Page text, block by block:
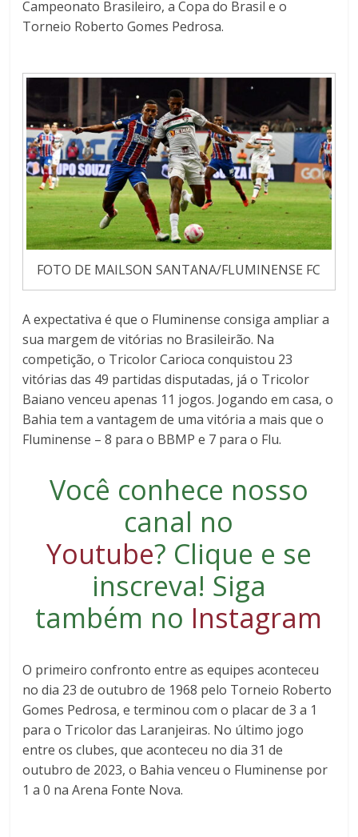
Campeonato Brasileiro, a Copa do Brasil e o
Torneio Roberto Gomes Pedrosa.
FOTO DE MAILSON SANTANA/FLUMINENSE FC
A expectativa é que o Fluminense consiga ampliar a
sua margem de vitórias no Brasileirão. Na
competição, o Tricolor Carioca conquistou 23
vitórias das 49 partidas disputadas, já o Tricolor
Baiano venceu apenas 11 jogos. Jogando em casa, o
Bahia tem a vantagem de uma vitória a mais que o
Fluminense – 8 para o BBMP e 7 para o Flu.
Você conhece nosso
canal no
Youtube? Clique e se
inscreva! Siga
também no Instagram
O primeiro confronto entre as equipes aconteceu
no dia 23 de outubro de 1968 pelo Torneio Roberto
Gomes Pedrosa, e terminou com o placar de 3 a 1
para o Tricolor das Laranjeiras. No último jogo
entre os clubes, que aconteceu no dia 31 de
outubro de 2023, o Bahia venceu o Fluminense por
1 a 0 na Arena Fonte Nova.